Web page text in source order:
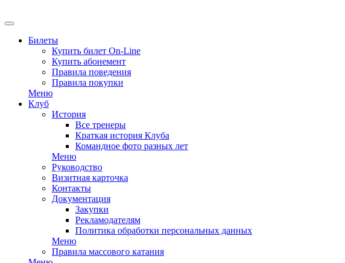
Билеты
Купить билет On-Line
Купить абонемент
Правила поведения
Правила покупки
Меню
Клуб
История
Все тренеры
Краткая история Клуба
Командное фото разных лет
Меню
Руководство
Визитная карточка
Контакты
Документация
Закупки
Рекламодателям
Политика обработки персональных данных
Меню
Правила массового катания